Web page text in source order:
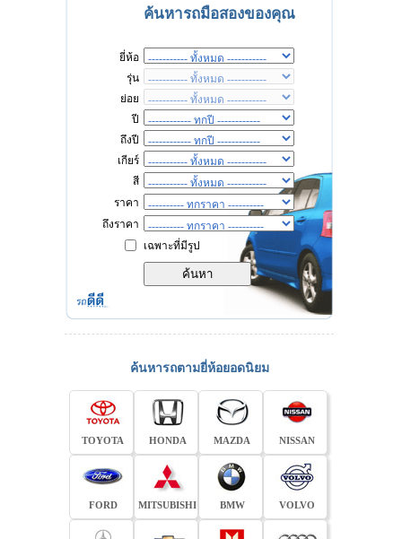
ค้นหารถมือสองของคุณ
ยี่ห้อ
รุ่น
ย่อย
ปี
ถึงปี
เกียร์
สี
ราคา
ถึงราคา
เฉพาะที่มีรูป
ค้นหารถตามยี่ห้อยอดนิยม
TOYOTA HONDA MAZDA NISSAN
FORD MITSUBISHI BMW VOLVO